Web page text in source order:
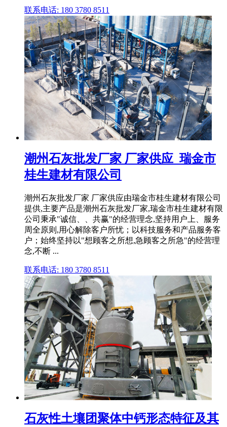
联系电话: 180 3780 8511
潮州石灰批发厂家 厂家供应_瑞金市
桂生建材有限公司
潮州石灰批发厂家 厂家供应由瑞金市桂生建材有限公司
提供,主要产品是潮州石灰批发厂家,瑞金市桂生建材有限
公司秉承"诚信、、共赢"的经营理念,坚持用户上、服务
周全原则,用心解除客户所忧；以科技服务和产品服务客
户；始终坚持以"想顾客之所想,急顾客之所急"的经营理
念,不断 ...
联系电话: 180 3780 8511
石灰性土壤团聚体中钙形态特征及其